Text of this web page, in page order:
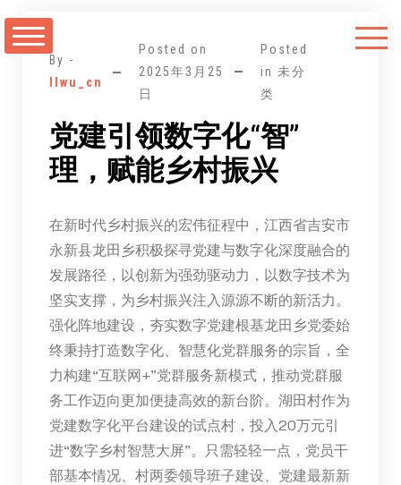
至
By -
llwu_cn
Posted on
2025年3月25
日
Posted
in 未分
类
党建引领数字化“智”
理，赋能乡村振兴
在新时代乡村振兴的宏伟征程中，江西省吉安市
永新县龙田乡积极探寻党建与数字化深度融合的
发展路径，以创新为强劲驱动力，以数字技术为
坚实支撑，为乡村振兴注入源源不断的新活力。
强化阵地建设，夯实数字党建根基龙田乡党委始
终秉持打造数字化、智慧化党群服务的宗旨，全
力构建“互联网+”党群服务新模式，推动党群服
务工作迈向更加便捷高效的新台阶。湖田村作为
党建数字化平台建设的试点村，投入20万元引
进“数字乡村智慧大屏”。只需轻轻一点，党员干
部基本情况、村两委领导班子建设、党建最新新